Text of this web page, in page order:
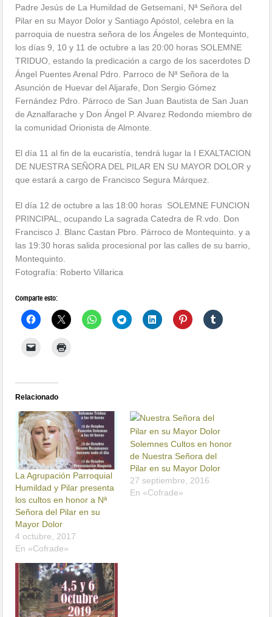
Padre Jesús de La Humildad de Getsemaní, Nª Señora del
Pilar en su Mayor Dolor y Santiago Apóstol, celebra en la
parroquia de nuestra señora de los Ángeles de Montequinto,
los días 9, 10 y 11 de octubre a las 20:00 horas SOLEMNE
TRIDUO, estando la predicación a cargo de los sacerdotes D
Ángel Puentes Arenal Pdro. Parroco de Nª Señora de la
Asunción de Huevar del Aljarafe, Don Sergio Gómez
Fernández Pdro. Párroco de San Juan Bautista de San Juan
de Aznalfarache y Don Ángel P. Alvarez Redondo miembro de
la comunidad Orionista de Almonte.
El día 11 al fin de la eucaristía, tendrá lugar la I EXALTACION
DE NUESTRA SEÑORA DEL PILAR EN SU MAYOR DOLOR y
que estará a cargo de Francisco Segura Márquez.
El día 12 de octubre a las 18:00 horas SOLEMNE FUNCION
PRINCIPAL, ocupando La sagrada Catedra de R.vdo. Don
Francisco J. Blanc Castan Pbro. Párroco de Montequinto. y a
las 19:30 horas salida procesional por las calles de su barrio,
Montequinto.
Fotografía: Roberto Villarica
Comparte esto:
Relacionado
La Agrupación Parroquial
Humildad y Pilar presenta
los cultos en honor a Nª
Señora del Pilar en su
Mayor Dolor
4 octubre, 2017
En «Cofrade»
Solemnes Cultos en honor
de Nuestra Señora del
Pilar en su Mayor Dolor
27 septiembre, 2016
En «Cofrade»